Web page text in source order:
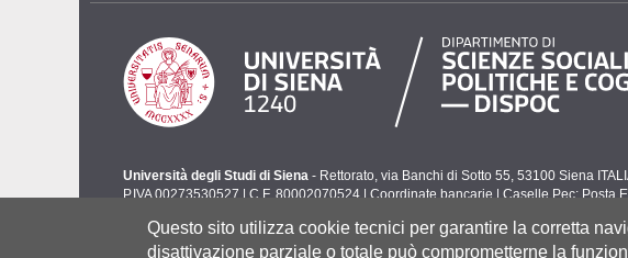
Università degli Studi di Siena - Rettorato, via Banchi di Sotto 55, 53100 Siena
P.IVA 00273530527 | C.F. 80002070524 | Coordinate bancarie | Caselle Pec: Posta
Questo sito utilizza cookie tecnici per garantire la corretta
disattivazione parziale o totale può comprometterne la